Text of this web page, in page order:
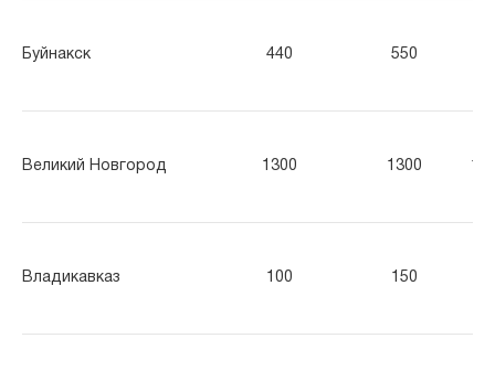
Буйнакск 440 550
Великий Новгород 1300 1300
Владикавказ 100 150